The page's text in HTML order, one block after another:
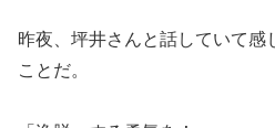
昨夜、坪井さんと話していて
ことだ。